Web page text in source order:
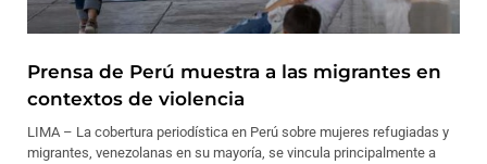
Prensa de Perú muestra a las migrantes en
contextos de violencia
LIMA – La cobertura periodística en Perú sobre mujeres refugiadas y
migrantes, venezolanas en su mayoría, se vincula principalmente a